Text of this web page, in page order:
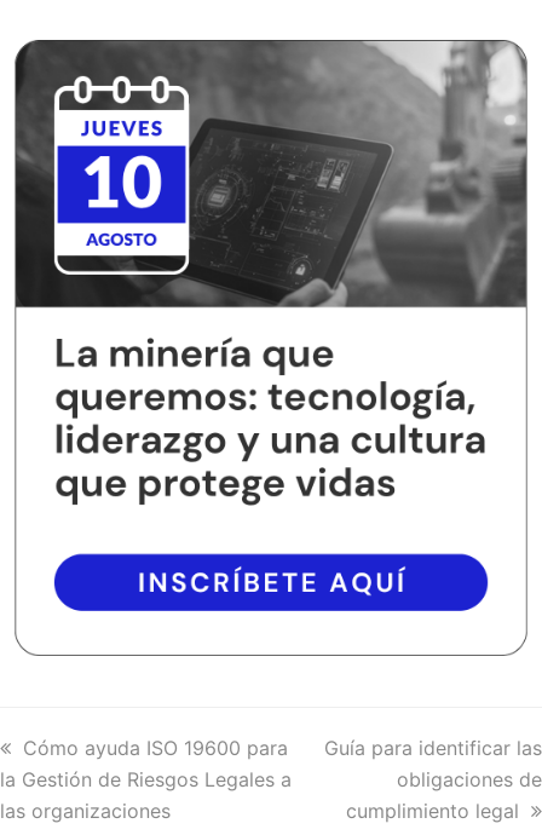
previous
post:
Cómo ayuda ISO 19600 para
la Gestión de Riesgos Legales a
las organizaciones
next
Guía para identificar las
obligaciones de
cumplimiento legal